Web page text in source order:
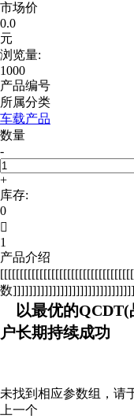
市场价
0.0
元
浏览量:
1000
产品编号
所属分类
车载产品
数量
-
+
库存:
0

1
产品介绍
数
以最优的QCDT(
户长期持续成功
未找到相应参数组，请
上一个